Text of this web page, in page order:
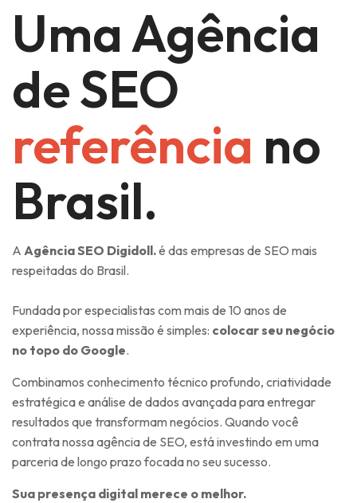
Uma Agência
de SEO
referência no
Brasil.
A Agência SEO Digidoll.é das empresas de SEO mais
respeitadas do Brasil.
Fundada por especialistas com mais de 10 anos de
experiência, nossa missão é simples: colocar seu negócio
no topo do Google.
Combinamos conhecimento técnico profundo, criatividade
estratégica e análise de dados avançada para entregar
resultados que transformam negócios. Quando você
contrata nossa agência de SEO, está investindo em uma
parceria de longo prazo focada no seu sucesso.
Sua presença digital merece o melhor.